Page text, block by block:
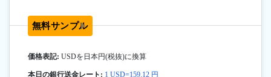
無料サンプル
価格表記: USDを日本円(税抜)に換算
本日の銀行送金レート: 1 USD=159.12 円